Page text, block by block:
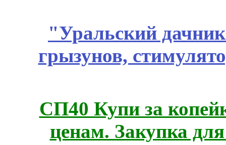
"Уральский
грызунов,
СП40 Купи за
ценам. Закупка